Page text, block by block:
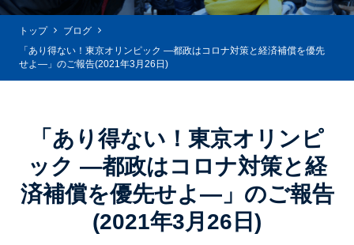
トップ
ブログ
「あり得ない！東京オリンピック ―都政はコロナ対策と経済補償を優先
せよ―」のご報告(2021年3月26日)
「あり得ない！東京オリンピ
ック ―都政はコロナ対策と経
済補償を優先せよ―」のご報告
(2021年3月26日)